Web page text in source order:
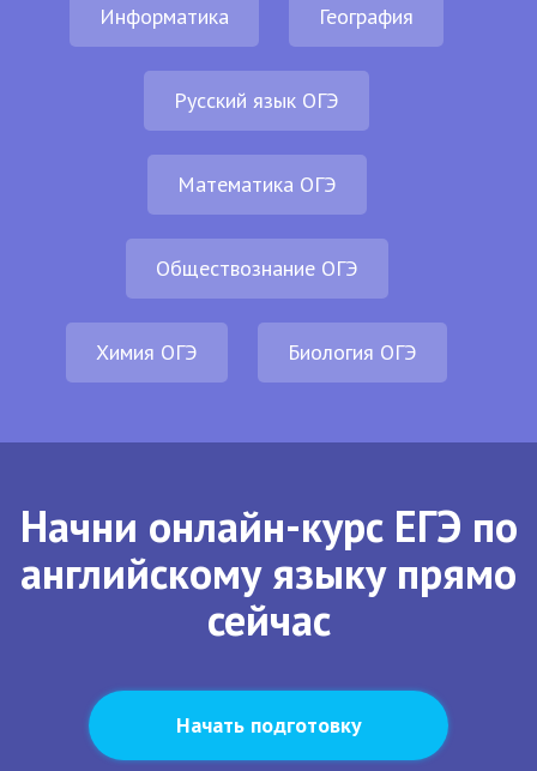
Информатика География
Русский язык ОГЭ
Математика ОГЭ
Обществознание ОГЭ
Химия ОГЭ Биология ОГЭ
Начни онлайн-курс ЕГЭ по
английскому языку прямо
сейчас
Начать подготовку